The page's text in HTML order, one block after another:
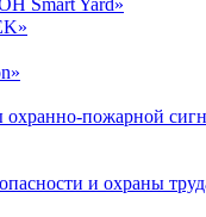
Smart Yard»
охранно-пожарной
и охраны